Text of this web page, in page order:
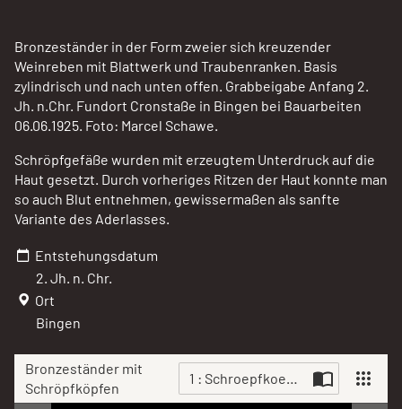
Bronzeständer mit
Schröpfköpfen
1 :
Bronzeständer in der Form zweier sich kreuzender
Weinreben mit Blattwerk und Traubenranken. Basis
zylindrisch und nach unten offen. Grabbeigabe Anfang 2.
Jh. n.Chr. Fundort Cronstaße in Bingen bei Bauarbeiten
06.06.1925. Foto: Marcel Schawe.
Schröpfgefäße wurden mit erzeugtem Unterdruck auf die
Haut gesetzt. Durch vorheriges Ritzen der Haut konnte man
so auch Blut entnehmen, gewissermaßen als sanfte
Variante des Aderlasses.
Entstehungsdatum
2. Jh. n. Chr.
Ort
Bingen